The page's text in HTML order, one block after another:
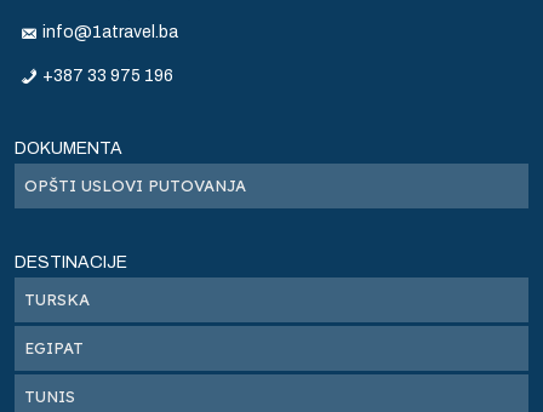
info@1atravel.ba
+387 33 975 196
DOKUMENTA
OPŠTI USLOVI PUTOVANJA
DESTINACIJE
TURSKA
EGIPAT
TUNIS